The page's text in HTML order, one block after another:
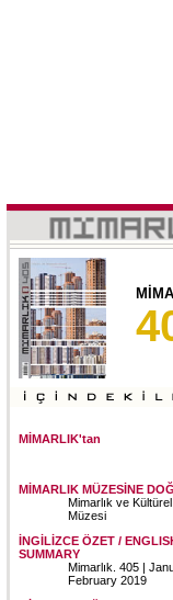
MİMARLIK'tan
MİMARLIK MÜZESİNE
Mimarlık ve
Müzesi
İNGİLİZCE ÖZET /
SUMMARY
Mimarlık. 405 |
February 2019